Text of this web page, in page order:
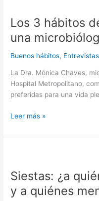
Los 3 hábitos
una
Buenos hábitos, Entrevistas
La Dra. Mónica Chaves,
Hospital Metropolitano,
preferidas para una vida
hábitos
salud
favoritos
una
microbióloga
Leer más »
Siestas: ¿a
y a quiénes
quiénes
más